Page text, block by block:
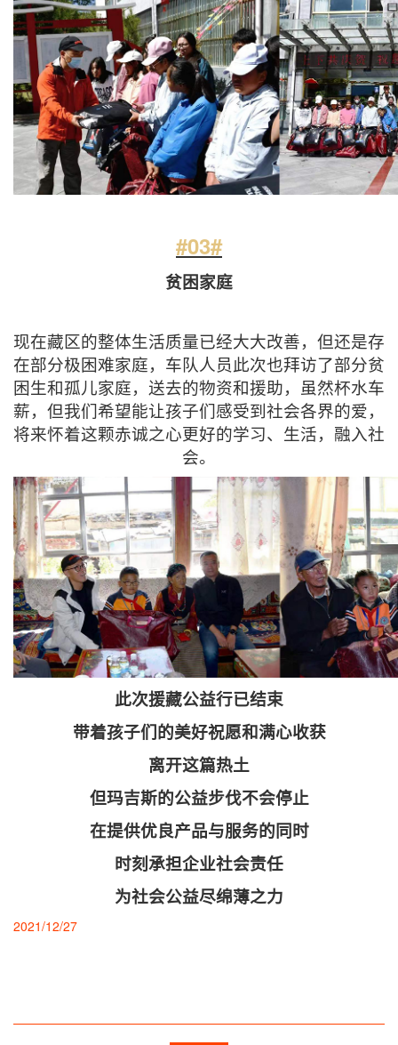
#03#
贫困家庭
现在藏区的整体生活质量已经大大改善，但还是存
在部分极困难家庭，车队人员此次也拜访了部分贫
困生和孤儿家庭，送去的物资和援助，虽然杯水车
薪，但我们希望能让孩子们感受到社会各界的爱，
将来怀着这颗赤诚之心更好的学习、生活，融入社
会。
此次援藏公益行已结束
带着孩子们的美好祝愿和满心收获
离开这篇热土
但玛吉斯的公益步伐不会停止
在提供优良产品与服务的同时
时刻承担企业社会责任
为社会公益尽绵薄之力
2021/12/27